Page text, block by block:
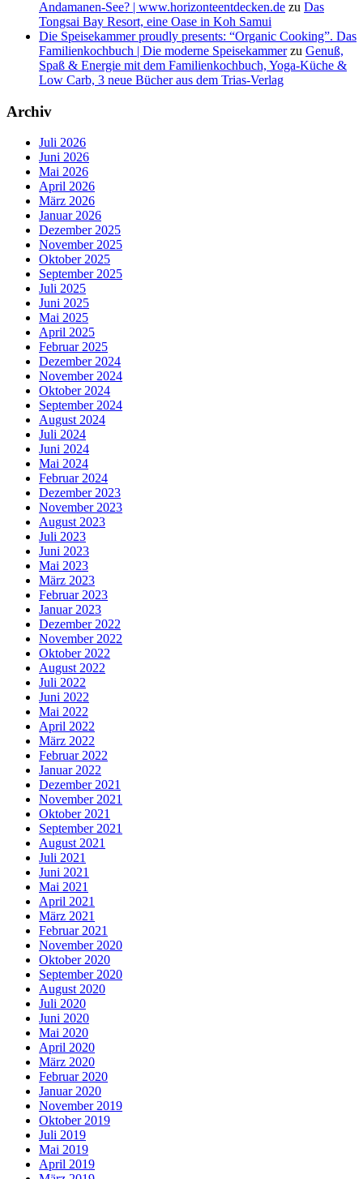
Andamanen-See? | www.horizonteentdecken.de zu Das
Tongsai Bay Resort, eine Oase in Koh Samui
Die Speisekammer proudly presents: “Organic Cooking”. Das
Familienkochbuch | Die moderne Speisekammerzu Genuß,
Spaß & Energie mit dem Familienkochbuch, Yoga-Küche &
Low Carb, 3 neue Bücher aus dem Trias-Verlag
Archiv
Juli 2026
Juni 2026
Mai 2026
April 2026
März 2026
Januar 2026
Dezember 2025
November 2025
Oktober 2025
September 2025
Juli 2025
Juni 2025
Mai 2025
April 2025
Februar 2025
Dezember 2024
November 2024
Oktober 2024
September 2024
August 2024
Juli 2024
Juni 2024
Mai 2024
Februar 2024
Dezember 2023
November 2023
August 2023
Juli 2023
Juni 2023
Mai 2023
März 2023
Februar 2023
Januar 2023
Dezember 2022
November 2022
Oktober 2022
August 2022
Juli 2022
Juni 2022
Mai 2022
April 2022
März 2022
Februar 2022
Januar 2022
Dezember 2021
November 2021
Oktober 2021
September 2021
August 2021
Juli 2021
Juni 2021
Mai 2021
April 2021
März 2021
Februar 2021
November 2020
Oktober 2020
September 2020
August 2020
Juli 2020
Juni 2020
Mai 2020
April 2020
März 2020
Februar 2020
Januar 2020
November 2019
Oktober 2019
Juli 2019
Mai 2019
April 2019